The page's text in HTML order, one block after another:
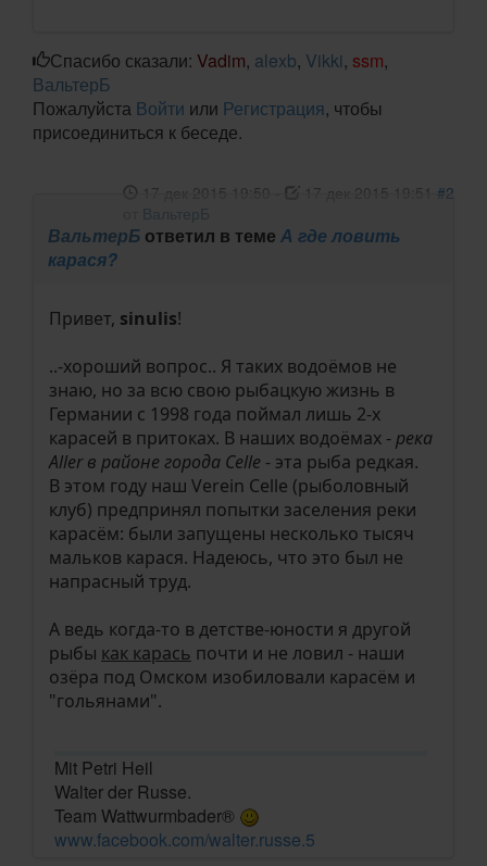
Спасибо сказали: Vadim, alexb, Vikki, ssm,
ВальтерБ
Пожалуйста Войти или Регистрация, чтобы
присоединиться к беседе.
17 дек 2015 19:50 17 дек 2015 19:51
#2
ВальтерБ
ВальтерБ ответил в теме А где ловить
карася?
Привет, sinulis!
..-хороший вопрос.. Я таких водоёмов не
знаю, но за всю свою рыбацкую жизнь в
Германии с 1998 года поймал лишь 2-х
карасей в притоках. В наших водоёмах - река
Aller в районе города Celle - эта рыба редкая.
В этом году наш Verein Celle (рыболовный
клуб) предпринял попытки заселения реки
карасём: были запущены несколько тысяч
мальков карася. Надеюсь, что это был не
напрасный труд.
А ведь когда-то в детстве-юности я другой
рыбы как карась почти и не ловил - наши
озёра под Омском изобиловали карасём и
"гольянами".
Mit Petri Heil
Walter der Russe.
Team Wattwurmbader®
www.facebook.com/walter.russe.5